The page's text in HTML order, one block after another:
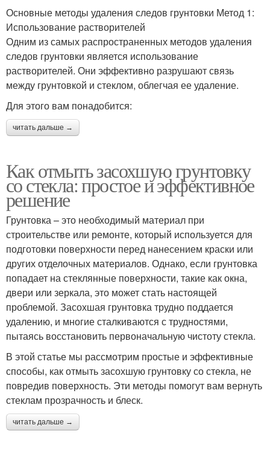
Основные методы удаления следов грунтовки Метод 1:
Использование растворителей
Одним из самых распространенных методов удаления
следов грунтовки является использование
растворителей. Они эффективно разрушают связь
между грунтовкой и стеклом, облегчая ее удаление.
Для этого вам понадобится:
читать дальше →
Как отмыть засохшую грунтовку
со стекла: простое и эффективное
решение
Грунтовка – это необходимый материал при
строительстве или ремонте, который используется для
подготовки поверхности перед нанесением краски или
других отделочных материалов. Однако, если грунтовка
попадает на стеклянные поверхности, такие как окна,
двери или зеркала, это может стать настоящей
проблемой. Засохшая грунтовка трудно поддается
удалению, и многие сталкиваются с трудностями,
пытаясь восстановить первоначальную чистоту стекла.
В этой статье мы рассмотрим простые и эффективные
способы, как отмыть засохшую грунтовку со стекла, не
повредив поверхность. Эти методы помогут вам вернуть
стеклам прозрачность и блеск.
читать дальше →